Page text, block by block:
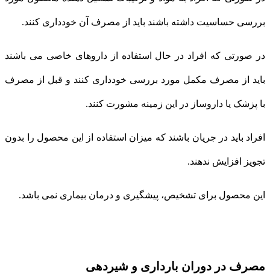
بررسی حساسیت داشته باشند باید از مصرف آن خودداری کنند.
در صورتی که افراد در حال استفاده از داروهای خاصی می باشند
باید از مصرف مکمل مورد بررسی خودداری کنند و قبل از مصرف
با پزشک یا داروساز در این زمینه مشورت کنند.
افراد باید در جریان باشند که میزان استفاده از این محصول را بدون
تجویز افزایش ندهند.
این محصول برای تشخیص، پیشگیری و درمان بیماری نمی باشد.
مصرف در دوران بارداری و شیردهی